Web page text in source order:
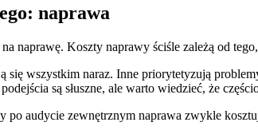
naprawa
naprawę. Koszty naprawy ściśle zależą od
się wszystkim naraz. Inne priorytetyzują
są słuszne, ale warto wiedzieć, że
po audycie zewnętrznym naprawa zwykle